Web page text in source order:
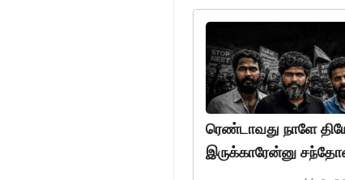
ரெண்டாவது நாளே
இருக்காரேன்னு